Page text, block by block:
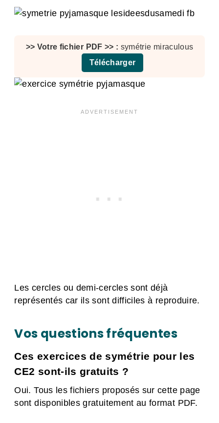
symétrie miraculous
Télécharger
Les cercles ou demi-cercles sont déjà
représentés car ils sont difficiles à reproduire.
Vos questions fréquentes
Ces exercices de symétrie pour les
CE2 sont-ils gratuits ?
Oui. Tous les fichiers proposés sur cette page
sont disponibles gratuitement au format PDF.